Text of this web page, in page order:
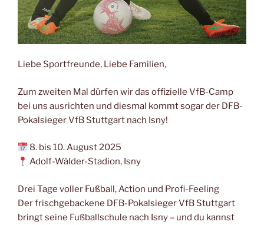
Liebe Sportfreunde, Liebe Familien,
Zum zweiten Mal dürfen wir das offizielle VfB-Camp
bei uns ausrichten und diesmal kommt sogar der DFB-
Pokalsieger VfB Stuttgart nach Isny!
8. bis 10. August 2025
Adolf-Wälder-Stadion, Isny
Drei Tage voller Fußball, Action und Profi-Feeling
Der frischgebackene DFB-Pokalsieger VfB Stuttgart
bringt seine Fußballschule nach Isny – und du kannst